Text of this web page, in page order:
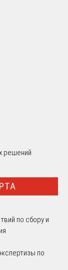
решений
по сбору и
по